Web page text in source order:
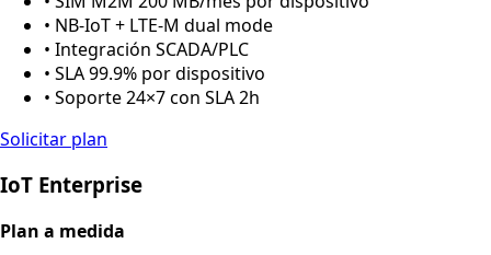
• NB-IoT + LTE-M dual mode
• Integración SCADA/PLC
• SLA 99.9% por dispositivo
• Soporte 24×7 con SLA 2h
Solicitar plan
IoT Enterprise
Plan a medida